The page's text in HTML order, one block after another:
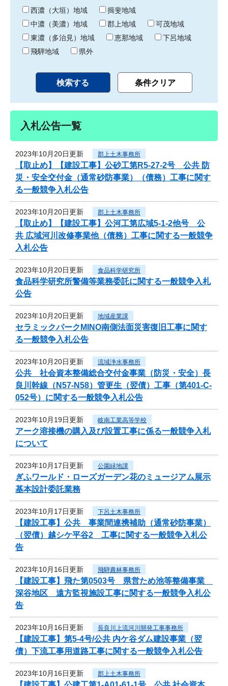
り 西濃（大垣）地域
揖斐地域
中濃（美濃）地域
郡上地域
可茂地域
東濃（多治見）地域
恵那地域
下呂地域
飛騨地域
県外
入札公告一覧
2023年10月20日更新 郡上土木事務所
【取止め】【建設工事】公砂工第R5-27-2号 公共 防
災・安全交付金（通常砂防事業）（債務）工事に関す
る一般競争入札公告
2023年10月20日更新 郡上土木事務所
【取止め】【建設工事】公河工第広域5-1-2他号 公
共 広域河川改修事業他（債務）工事に関する一般競争
入札公告
2023年10月20日更新 食品科学研究所
食品科学研究所警備等業務委託に関する一般競争入札
公告
2023年10月20日更新 地域産業課
セラミックパークMINO南側法面災害復旧工事に関す
る一般競争入札公告
2023年10月20日更新 流域浄水事務所
公共 社会資本整備総合交付金事業（防災・安全）長
良川幹線（N57-N58）管更生（翌債）工事（第401-C-
052号）に関する一般競争入札公告
2023年10月19日更新 岐南工業高等学校
アーク溶接機の購入及び設置工事に係る一般競争入札
について
2023年10月17日更新 公園緑地課
ぎふワールド・ローズガーデン花のミュージアム展示
基本設計委託業務
2023年10月17日更新 下呂土木事務所
【建設工事】公共 事業間連携補助（通常砂防事業）
（翌債）越シケ平谷2 工事に関する一般競争入札公
告
2023年10月16日更新 飛騨農林事務所
【建設工事】飛た第0503号 県営ため池等整備事業
深谷地区 遠方監視施設工事に関する一般競争入札公
告
2023年10月16日更新 長良川上流河川開発工事事務所
【建設工事】第5-4号/公共 内ケ谷ダム建設事業（翌
債）下流工事用道路工事に関する一般競争入札公告
2023年10月16日更新 郡上土木事務所